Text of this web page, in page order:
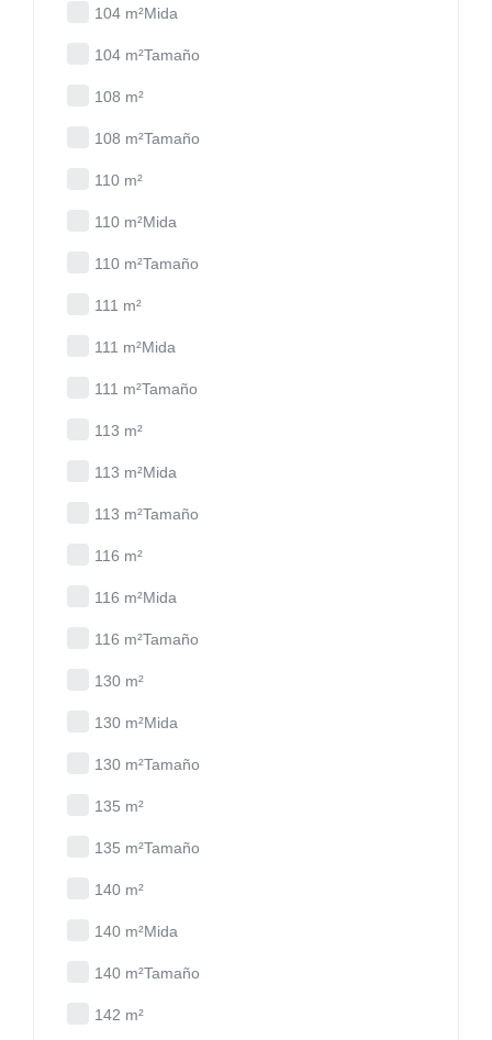
104 m²Mida
104 m²Tamaño
108 m²
108 m²Tamaño
110 m²
110 m²Mida
110 m²Tamaño
111 m²
111 m²Mida
111 m²Tamaño
113 m²
113 m²Mida
113 m²Tamaño
116 m²
116 m²Mida
116 m²Tamaño
130 m²
130 m²Mida
130 m²Tamaño
135 m²
135 m²Tamaño
140 m²
140 m²Mida
140 m²Tamaño
142 m²